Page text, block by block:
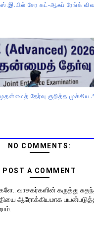
சேர கட்-ஆஃப் ரேங்க்
தேர்வு குறித்த முக்கிய
NO COMMENTS:
POST A COMMENT
வாசகர்களின் கருத்து
ஆரோக்கியமாக